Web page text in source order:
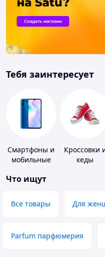
Тебя заинтересует
Смартфоны и
мобильные
Кроссовки
кеды
Что ищут
Все товары Для
Parfum парфюмерия